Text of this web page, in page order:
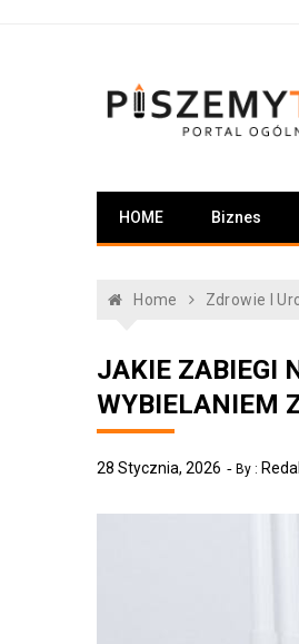
HOME Biznes
Home Zdrowie I
JAKIE ZABIEGI
WYBIELANIEM
28 Stycznia, 2026 By :